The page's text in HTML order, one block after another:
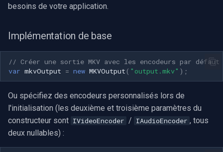
OpenCV
OpenGL
Spécifique à Windows
Spécifique à Linux
Spécifique à Apple
Zmodo
Arecont Vision
JVC
Toshiba
besoins de votre application.
Implémentation de base
// Créer une sortie MKV avec les encodeurs par défaut
var mkvOutput = new MKVOutput ( "output.mkv" );
Ou spécifiez des encodeurs personnalisés lors de
l'initialisation (les deuxième et troisième paramètres du
constructeur sont IVideoEncoder / IAudioEncoder , tous
deux nullables) :